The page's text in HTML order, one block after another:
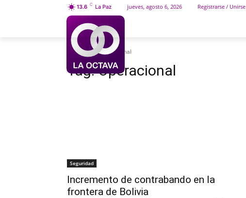
13.6 C La Paz jueves, agosto 6, 2026 Registrarse / Unirse
Etiquetas Operacional
Tag:Operacional
Seguridad
Incremento de contrabando en la
frontera de Bolivia